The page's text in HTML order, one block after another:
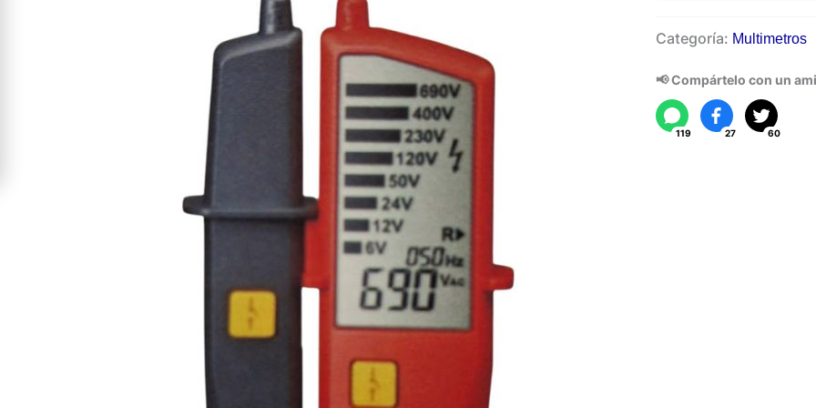
de
Tensión
UT18D
cantidad
Categoría: Multimetros
📢 Compártelo con un
119 27 60